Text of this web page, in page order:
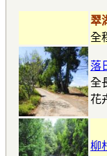
翠
全
落
全
花
柳